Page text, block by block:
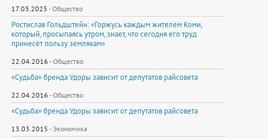
17.03.2025 -Общество
Ростислав Гольдштейн: «Горжусь каждым жителем Коми,
который, просыпаясь утром, знает, что сегодня его труд
принесёт пользу землякам»
22.04.2016 -Общество
«Судьба» бренда Удоры зависит от депутатов райсовета
22.04.2016 -Общество
«Судьба» бренда Удоры зависит от депутатов райсовета
13.03.2015 -Экономика